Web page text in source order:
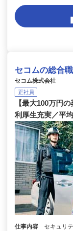
セコムの総合職
セコム株式会社
正社員
【最大100万円
利厚生充実／平
仕事内容
セキュリ